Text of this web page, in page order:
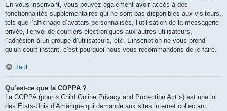
En vous inscrivant, vous pouvez également avoir accès à des
fonctionnalités supplémentaires qui ne sont pas disponibles aux visiteurs,
tels que l’affichage d’avatars personnalisés, l’utilisation de la messagerie
privée, l’envoi de courriers électroniques aux autres utilisateurs,
l’adhésion à un groupe d’utilisateurs, etc. L’inscription ne vous prend
qu’un court instant, c’est pourquoi nous vous recommandons de le faire.
Haut
Qu’est-ce que la COPPA ?
La COPPA (pour « Child Online Privacy and Protection Act ») est une loi
des États-Unis d’Amérique qui demande aux sites internet collectant